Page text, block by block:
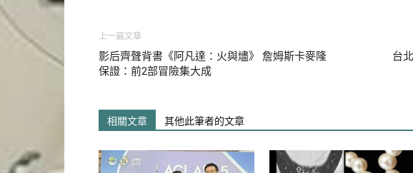
陳啟仁經與患者討論後，為患者進行免開刀
治療」，術後病人已經完全康復，順利出院。
就診，並做「MRI腦血管健康檢查」。檢查後
避免病患發生腦中風，陳啟仁為病人同時做
上一篇文章
影后齊聲背書《阿凡達：火與燼》 詹姆斯卡麥隆
保證：前2部冒險集大成
台
相關文章 其他此筆者的文章